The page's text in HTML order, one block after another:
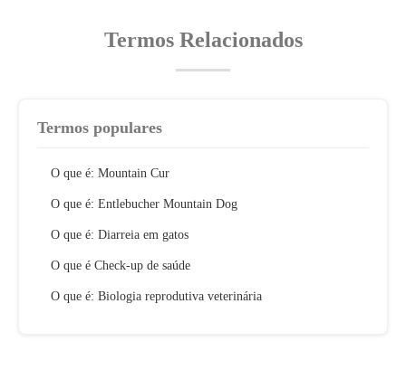
Termos Relacionados
Termos populares
O que é: Mountain Cur
O que é: Entlebucher Mountain Dog
O que é: Diarreia em gatos
O que é Check-up de saúde
O que é: Biologia reprodutiva veterinária